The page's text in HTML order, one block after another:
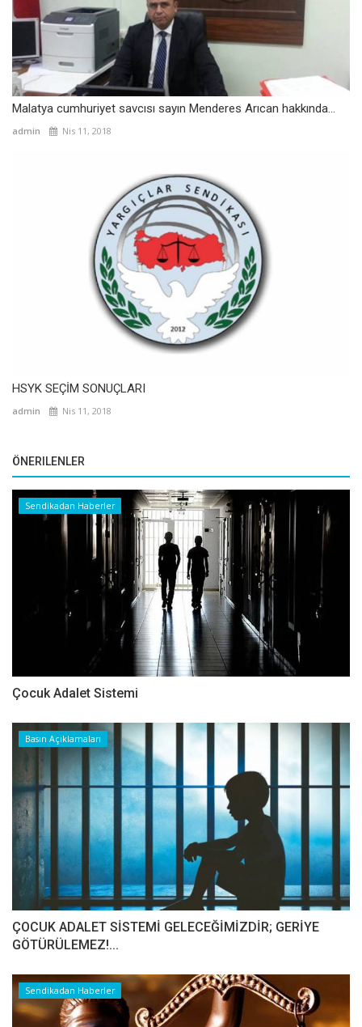
Malatya cumhuriyet savcısı sayın Menderes Arıcan hakkında...
admin Nis 11, 2018
HSYK SEÇİM SONUÇLARI
admin Nis 11, 2018
ÖNERILENLER
Sendikadan Haberler
Çocuk Adalet Sistemi
Basın Açıklamaları
ÇOCUK ADALET SİSTEMİ GELECEĞİMİZDİR; GERİYE
GÖTÜRÜLEMEZ!...
Sendikadan Haberler